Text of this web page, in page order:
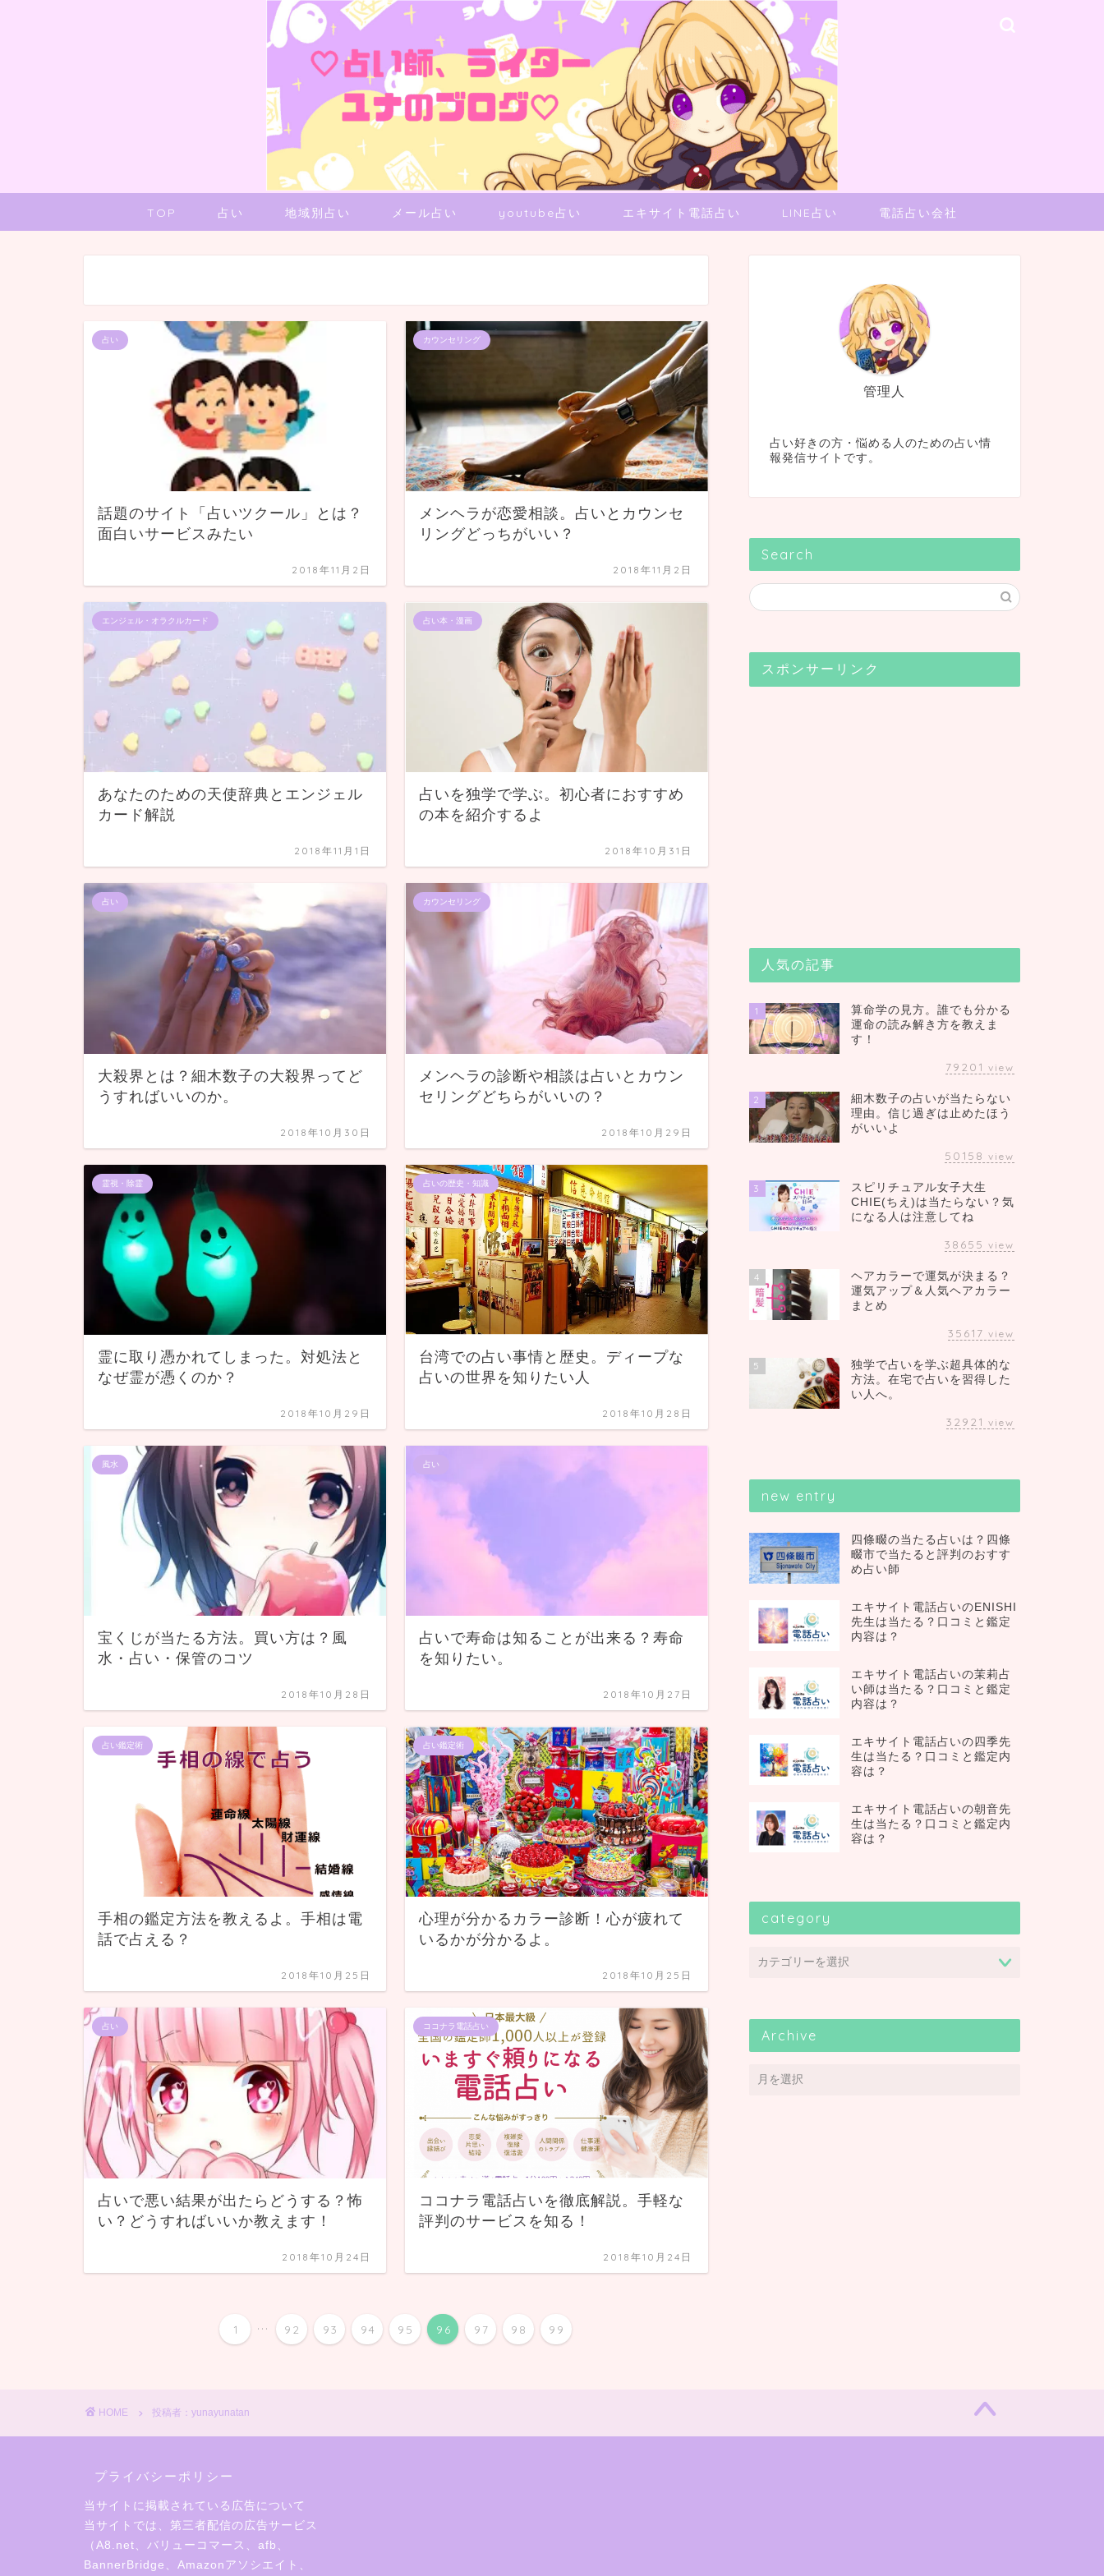
TOP 占い 地域別占い メール占い youtube占い エキサイト電話占い LINE占い 電話占い会社
占い
話題のサイト「占いツクール」とは？
面白いサービスみたい
2018年11月2日
カウンセリング
メンヘラが恋愛相談。占いとカウンセ
リングどっちがいい？
2018年11月2日
エンジェル・オラクルカード
あなたのための天使辞典とエンジェル
カード解説
2018年11月1日
占い本・漫画
占いを独学で学ぶ。初心者におすすめ
の本を紹介するよ
2018年10月31日
占い
大殺界とは？細木数子の大殺界ってど
うすればいいのか。
2018年10月30日
カウンセリング
メンヘラの診断や相談は占いとカウン
セリングどちらがいいの？
2018年10月29日
霊視・除霊
霊に取り憑かれてしまった。対処法と
なぜ霊が憑くのか？
2018年10月29日
占いの歴史・知識
台湾での占い事情と歴史。ディープな
占いの世界を知りたい人
2018年10月28日
風水
宝くじが当たる方法。買い方は？風
水・占い・保管のコツ
2018年10月28日
占い
占いで寿命は知ることが出来る？寿命
を知りたい。
2018年10月27日
占い鑑定術
手相の鑑定方法を教えるよ。手相は電
話で占える？
2018年10月25日
占い鑑定術
心理が分かるカラー診断！心が疲れて
いるかが分かるよ。
2018年10月25日
占い
占いで悪い結果が出たらどうする？怖
い？どうすればいいか教えます！
2018年10月24日
ココナラ電話占い
ココナラ電話占いを徹底解説。手軽な
評判のサービスを知る！
2018年10月24日
1 ... 92 93 94 95 96 97 98 99
管理人
占い好きの方・悩める人のための占い情
報発信サイトです。
Search
スポンサーリンク
人気の記事
1
算命学の見方。誰でも分かる
運命の読み解き方を教えま
す！
79201 view
2
細木数子の占いが当たらない
理由。信じ過ぎは止めたほう
がいいよ
50158 view
3
スピリチュアル女子大生
CHIE(ちえ)は当たらない？気
になる人は注意してね
38655 view
4
ヘアカラーで運気が決まる？
運気アップ＆人気ヘアカラー
まとめ
35617 view
5
独学で占いを学ぶ超具体的な
方法。在宅で占いを習得した
い人へ。
32921 view
new entry
四條畷の当たる占いは？四條
畷市で当たると評判のおすす
め占い師
エキサイト電話占いのENISHI
先生は当たる？口コミと鑑定
内容は？
エキサイト電話占いの茉莉占
い師は当たる？口コミと鑑定
内容は？
エキサイト電話占いの四季先
生は当たる？口コミと鑑定内
容は？
エキサイト電話占いの朝音先
生は当たる？口コミと鑑定内
容は？
category
Archive
HOME 投稿者：yunayunatan
プライバシーポリシー
当サイトに掲載されている広告について
当サイトでは、第三者配信の広告サービス
（A8.net、バリューコマース、afb、
BannerBridge、Amazonアソシエイト、